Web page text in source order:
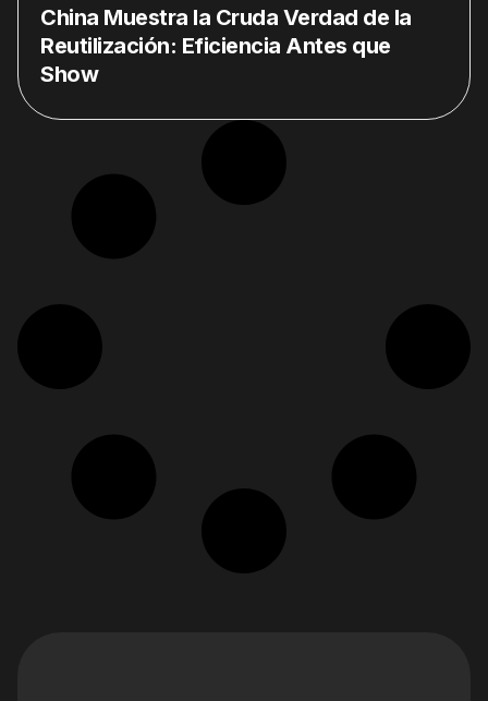
China Muestra la Cruda Verdad de la
Reutilización: Eficiencia Antes que
Show